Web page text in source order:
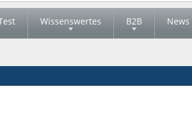
Wissenswertes B2B News